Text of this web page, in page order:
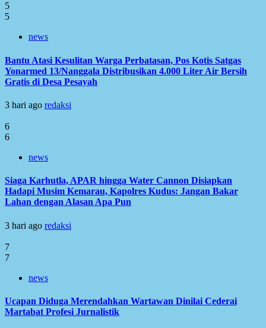
5
5
news
Bantu Atasi Kesulitan Warga Perbatasan, Pos Kotis Satgas
Yonarmed 13/Nanggala Distribusikan 4.000 Liter Air Bersih
Gratis di Desa Pesayah
3 hari ago redaksi
6
6
news
Siaga Karhutla, APAR hingga Water Cannon Disiapkan
Hadapi Musim Kemarau, Kapolres Kudus: Jangan Bakar
Lahan dengan Alasan Apa Pun
3 hari ago redaksi
7
7
news
Ucapan Diduga Merendahkan Wartawan Dinilai Cederai
Martabat Profesi Jurnalistik